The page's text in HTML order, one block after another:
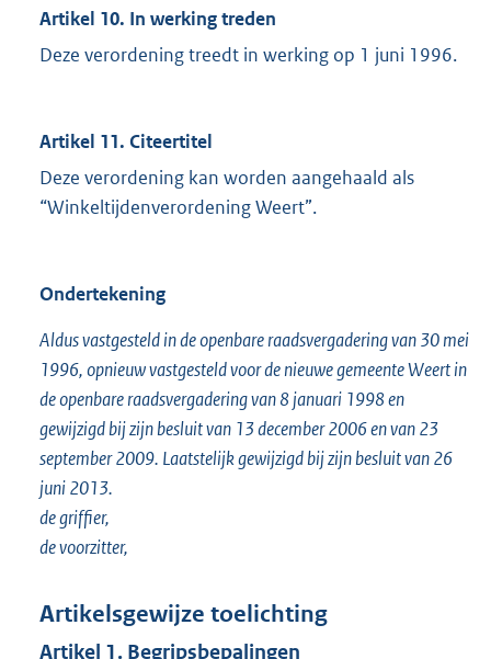
Artikel 10. In werking treden
Deze verordening treedt in werking op 1 juni 1996.
Artikel 11. Citeertitel
Deze verordening kan worden aangehaald als
“Winkeltijdenverordening Weert”.
Ondertekening
Aldus vastgesteld in de openbare raadsvergadering van 30 mei
1996, opnieuw vastgesteld voor de nieuwe gemeente Weert in
de openbare raadsvergadering van 8 januari 1998 en
gewijzigd bij zijn besluit van 13 december 2006 en van 23
september 2009. Laatstelijk gewijzigd bij zijn besluit van 26
juni 2013.
de griffier,
de voorzitter,
Artikelsgewijze toelichting
Artikel 1. Begripsbepalingen